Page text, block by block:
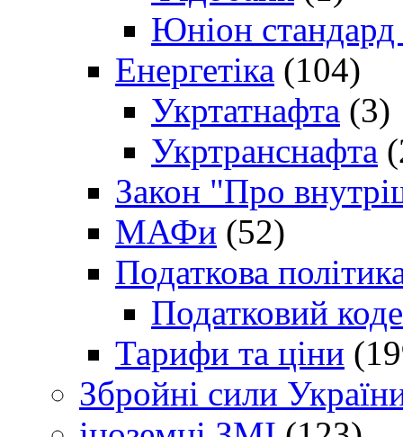
Юніон стандард
Енергетіка (104)
Укртатнафта (3)
Укртранснафта
Закон "Про
МАФи (52)
Податкова
Податковий
Тарифи та ціни
Збройні сили